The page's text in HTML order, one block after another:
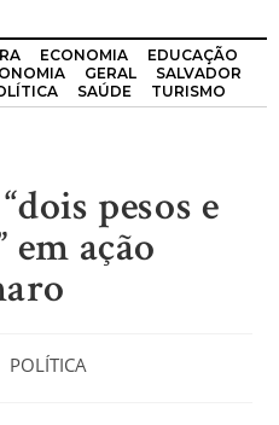
ECONOMIA
EDUCAÇÃO
GERAL
SALVADOR
SAÚDE TURISMO
pesos e
em ação
POLÍTICA